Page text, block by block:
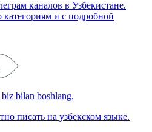
каналов в Узбекистане.
и с подробной
bilan boshlang.
писать на узбекском языке.